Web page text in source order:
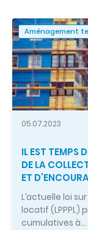
Aménagement
05.07.2023
IL EST TEMPS
DE LA
ET
L’actuelle loi
locatif (LPPPL)
cumulatives à…